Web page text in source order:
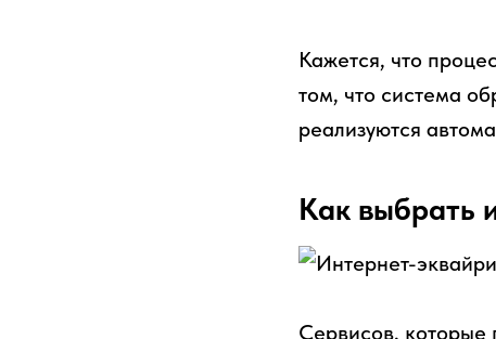
Кажется, что
том, что система
реализуются
Как выбрать
Сервисов, которые